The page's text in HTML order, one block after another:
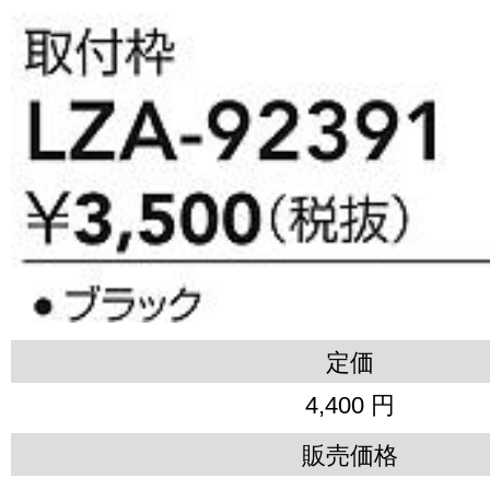
定価
4,400 円
販売価格